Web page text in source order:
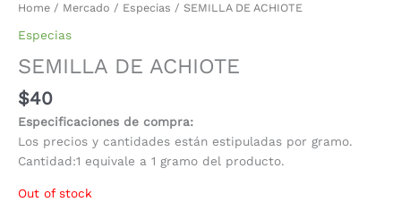
Home / Mercado / Especias / SEMILLA DE ACHIOTE
Especias
SEMILLA DE ACHIOTE
$40
Especificaciones de compra:
Los precios y cantidades están estipuladas por gramo.
Cantidad:1 equivale a 1 gramo del producto.
Out of stock